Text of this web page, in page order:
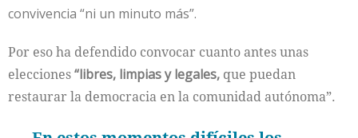
convivencia “ni un minuto más”.
Por eso ha defendido convocar cuanto antes unas
elecciones“libres, limpias y legales, que puedan
restaurar la democracia en la comunidad autónoma”.